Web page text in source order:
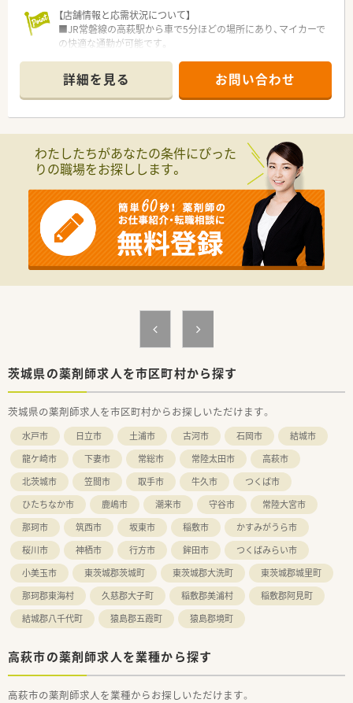
【店舗情報と応需状況について】
■JR常磐線の高萩駅から車で5分ほどの場所にあり、マイカーで
の快適な通勤が可能です。
方箋に触れる機会があります。
■常時薬剤師2名と事務1名の体制で、1日50枚から60枚の処方
箋を応需しています。
■今回は、現任の正社員薬剤師の後任として、店舗を担ってくだ
さる方を募集しております。
■チームワークを大切にし、パートや事務スタッフと協力しなが
【勤務実態について】
■終業時間は18時までとなっており、月の残業時間も10時間以
内と非常に少ないです。
■在宅医療は現在行っていないため、外来での患者様対応に集中
できる環境が整っています。
■転勤の心配がなく、地域に腰を据えて長期的にキャリアを形成
【想定されるキャリアイメージ】
■eラーニングなどの教育制度を活用し、認定薬剤師の資格取得
など専門性を高められます。
がらキャリアアップできます。
詳細を見る お問い合わせ
わたしたちがあなたの条件にぴった
りの職場をお探しします。
茨城県の薬剤師求人を市区町村から探す
茨城県の薬剤師求人を市区町村からお探しいただけます。
水戸市 日立市 土浦市 古河市 石岡市
結城市
龍ケ崎市
下妻市 常総市 常陸太田市
高萩市
北茨城市
笠間市 取手市 牛久市
つくば市
ひたちなか市
鹿嶋市 潮来市 守谷市
常陸大宮市
那珂市
筑西市 坂東市 稲敷市
かすみがうら市
桜川市
神栖市 行方市 鉾田市
つくばみらい市
小美玉市
東茨城郡茨城町 東茨城郡大洗町
東茨城郡城里町
那珂郡東海村
久慈郡大子町 稲敷郡美浦村
稲敷郡阿見町
結城郡八千代町
猿島郡五霞町 猿島郡境町
高萩市の薬剤師求人を業種から探す
高萩市の薬剤師求人を業種からお探しいただけます。